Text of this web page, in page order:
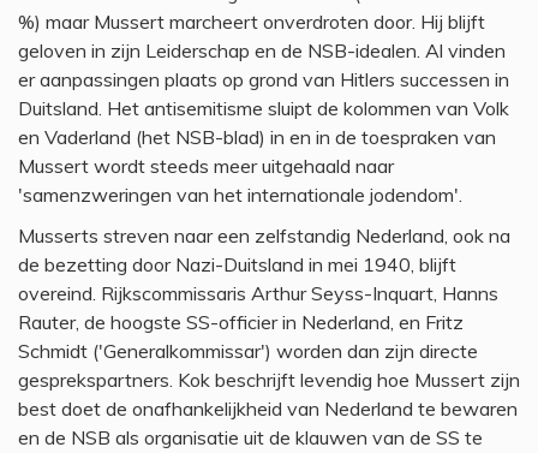
%) maar Mussert marcheert onverdroten door. Hij blijft
geloven in zijn Leiderschap en de NSB-idealen. Al vinden
er aanpassingen plaats op grond van Hitlers successen in
Duitsland. Het antisemitisme sluipt de kolommen van Volk
en Vaderland (het NSB-blad) in en in de toespraken van
Mussert wordt steeds meer uitgehaald naar
'samenzweringen van het internationale jodendom'.
Musserts streven naar een zelfstandig Nederland, ook na
de bezetting door Nazi-Duitsland in mei 1940, blijft
overeind. Rijkscommissaris Arthur Seyss-Inquart, Hanns
Rauter, de hoogste SS-officier in Nederland, en Fritz
Schmidt ('Generalkommissar') worden dan zijn directe
gesprekspartners. Kok beschrijft levendig hoe Mussert zijn
best doet de onafhankelijkheid van Nederland te bewaren
en de NSB als organisatie uit de klauwen van de SS te